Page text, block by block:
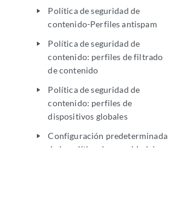
play_arrow
Política de seguridad de
contenido-Perfiles antispam
play_arrow
Política de seguridad de
contenido: perfiles de filtrado
de contenido
play_arrow
Política de seguridad de
contenido: perfiles de
dispositivos globales
play_arrow
Configuración predeterminada
de la política de seguridad de